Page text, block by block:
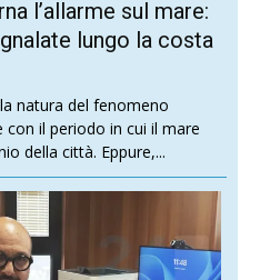
l’allarme sul mare:
lungo la costa
natura del fenomeno
il periodo in cui il mare
della città. Eppure,...